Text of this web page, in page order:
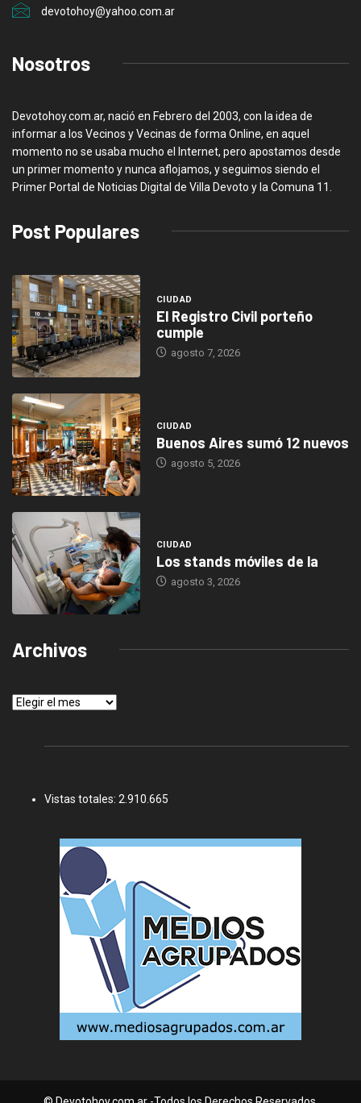
devotohoy@yahoo.com.ar
Nosotros
Devotohoy.com.ar, nació en Febrero del 2003, con la idea de
informar a los Vecinos y Vecinas de forma Online, en aquel
momento no se usaba mucho el Internet, pero apostamos desde
un primer momento y nunca aflojamos, y seguimos siendo el
Primer Portal de Noticias Digital de Villa Devoto y la Comuna 11.
Post Populares
CIUDAD
El Registro Civil porteño
cumple
agosto 7, 2026
CIUDAD
Buenos Aires sumó 12 nuevos
agosto 5, 2026
CIUDAD
Los stands móviles de la
agosto 3, 2026
Archivos
Archivos
Vistas totales: 2.910.665